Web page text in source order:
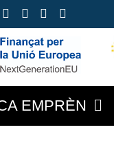
EMPRÈN